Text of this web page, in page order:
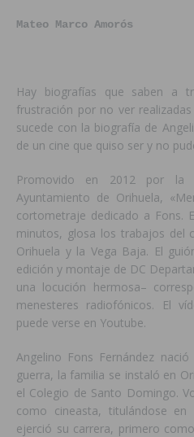
Mateo Marco Amorós
Hay biografías que saben a
frustración por no ver
sucede con la biografía de
de un cine que quiso ser y no
Promovido en 2012 por la
Ayuntamiento de Orihuela,
cortometraje dedicado a Fons.
minutos, glosa los trabajos del
Orihuela y la Vega Baja. El
edición y montaje de DC
una locución hermosa–
menesteres radiofónicos. El
puede verse en Youtube.
Angelino Fons Fernández
guerra, la familia se instaló en
el Colegio de Santo Domingo.
como cineasta, titulándose
ejerció su carrera, primero